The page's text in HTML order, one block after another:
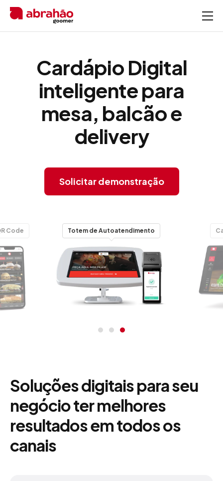
Cardápio Digital
inteligentepara
mesa, balcão e
delivery
Solicitar demonstração
Cardápio no Tablet Cardápio
Soluções digitais para seu
negócio ter melhores
resultados em todos os
canais